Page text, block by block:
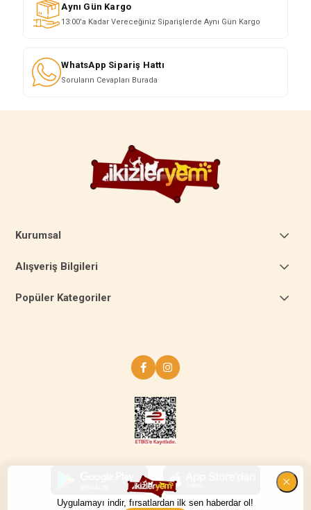
Aynı Gün Kargo
13:00'a Kadar Vereceğiniz Siparişlerde Aynı Gün Kargo
WhatsApp Sipariş Hattı
Soruların Cevapları Burada
Kurumsal
Alışveriş Bilgileri
Popüler Kategoriler
Uygulamayı indir, fırsatlardan ilk sen haberdar ol!